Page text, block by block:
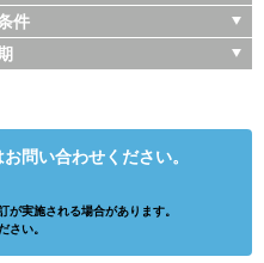
件
問い合わせください。
が実施される場合があります。
さい。